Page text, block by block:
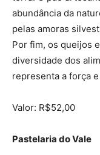
abundância da
pelas amoras
Por fim, os queijos
diversidade dos
representa a força
Valor: R$52,00
Pastelaria do Vale